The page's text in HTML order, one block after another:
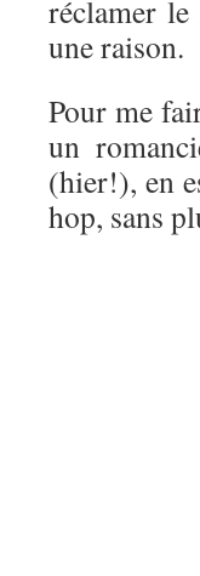
réclamer
une raison.
Pour me
un
(hier!), en
hop, sans